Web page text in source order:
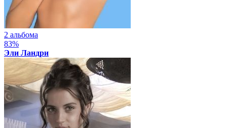
2 альбома
83%
Эли Ландри